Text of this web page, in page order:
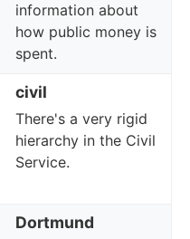
information about
how public money is
spent.
civil
There's a very rigid
hierarchy in the Civil
Service.
Dortmund